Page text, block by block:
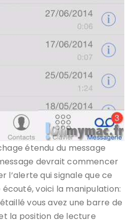
étendu du message
devrait commencer
l’alerte qui signale que ce
écouté, voici la manipulation:
vous avez une barre de
la position de lecture